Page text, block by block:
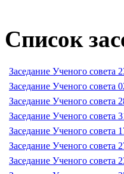
Список
Заседание Ученого совета
Заседание Ученого совета
Заседание Ученого совета
Заседание Ученого совета
Заседание Ученого совета
Заседание Ученого совета
Заседание Ученого совета